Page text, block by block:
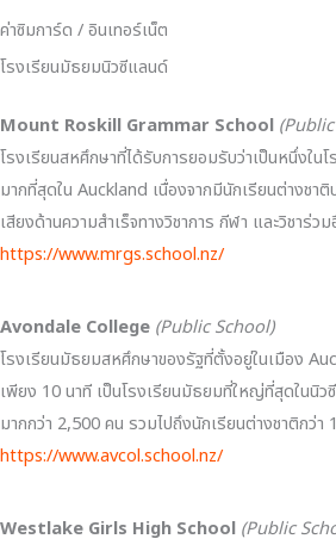
ค่าซิมการ์ด / อินเทอร์เน็ต
โรงเรียนมัธยมนิวซีแลนด์
Mount Roskill Grammar School
โรงเรียนสหศึกษาที่ได้รับการยอมรับว่าเป็นหนึ่งใน
มากที่สุดใน Auckland เนื่องจากมีนักเรียนต่างชา
เสียงด้านความสำเร็จทางวิชาการ กีฬา และวิชาร่ว
https://www.mrgs.school.nz/
Avondale College (Public School)
โรงเรียนมัธยมสหศึกษาของรัฐที่ตั้งอยู่ในเมือง
เพียง 10 นาที เป็นโรงเรียนมัธยมที่ใหญ่ที่สุดในนิว
มากกว่า 2,500 คน รวมไปถึงนักเรียนต่างชาติกว่า
https://www.avcol.school.nz/
Westlake Girls High School (Public